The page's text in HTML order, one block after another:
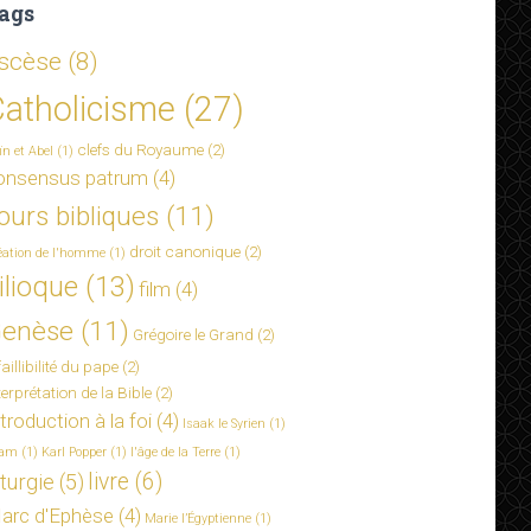
(8)
(27)
et Abel (1) clefs du Royaume (2)
patrum (4)
bibliques (11)
de l'homme (1) droit canonique (2)
(13) film (4)
(11) Grégoire le Grand (2)
du pape (2)
de la Bible (2)
à la foi (4) Isaak le Syrien (1)
(1) Karl Popper (1) l'âge de la Terre (1)
(5) livre (6)
d'Ephèse (4) Marie l’Égyptienne (1)